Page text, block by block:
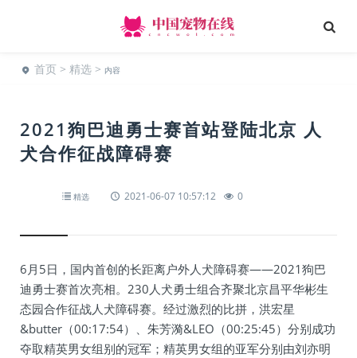
首页 > 精选 > 内容
2021狗巴迪勇士赛首站登陆北京 人
犬合作征战障碍赛
精选 2021-06-07 10:57:12 0
6月5日，国内首创的长距离户外人犬障碍赛——2021狗巴
迪勇士赛首次亮相。230人犬勇士组合齐聚北京昌平华彬生
态园合作征战人犬障碍赛。经过激烈的比拼，洪宏星
&butter（00:17:54）、朱芳漪&LEO（00:25:45）分别成功
夺取精英男女组别的冠军；精英男女组的亚军分别由刘亦明